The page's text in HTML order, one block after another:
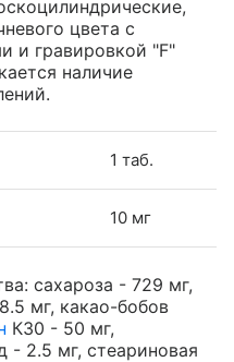
цвета с
и гравировкой "F"
наличие
1 таб.
10 мг
сахароза - 729 мг,
мг, какао-бобов
К30 - 50 мг,
- 2.5 мг, стеариновая